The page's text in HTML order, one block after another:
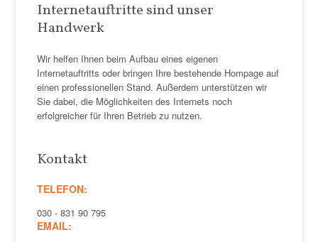
Internetauftritte sind unser
Handwerk
Wir helfen Ihnen beim Aufbau eines eigenen
Internetauftritts oder bringen Ihre bestehende Hompage auf
einen professionellen Stand. Außerdem unterstützen wir
Sie dabei, die Möglichkeiten des Internets noch
erfolgreicher für Ihren Betrieb zu nutzen.
Kontakt
TELEFON:
030 - 831 90 795
EMAIL: